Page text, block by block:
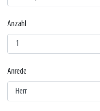
Anzahl
Anrede